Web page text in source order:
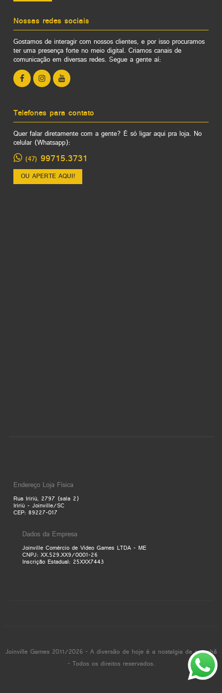
Nossas redes sociais
Gostamos de interagir com nossos clientes, e por isso procuramos
ter uma presença forte no meio digital. Criamos canais de
comunicação em diversas redes. Segue a gente aí:
Telefones para contato
Quer falar diretamente com a gente? É só ligar aqui pra loja. No
celular (Whatsapp):
(47) 99715.3731
OU APERTE AQUI!
Endereço Loja Física
Rua Iririú, 2797 (sala 2)
Iririú - Joinville/SC
CEP: 89227-017
Dados da Empresa
Joinville Comércio de Video Games LTDA - ME
CNPJ: XX.529.XX9/0001-26
Inscrição Estadual: 25XXX7443
Joinville Games 2011/2026 - A diversão de hoje é a nostalgia de amanhã
- Todos os direitos reservados.